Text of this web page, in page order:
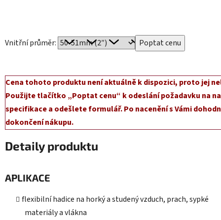
Vnitřní průměr:
Cena tohoto produktu není aktuálně k dispozici, proto jej
Použijte tlačítko „Poptat cenu“ k odeslání požadavku na
specifikace a odešlete formulář. Po nacenění s Vámi
dokončení nákupu.
Detaily produktu
APLIKACE
flexibilní hadice na horký a studený vzduch, prach, sypké
materiály a vlákna